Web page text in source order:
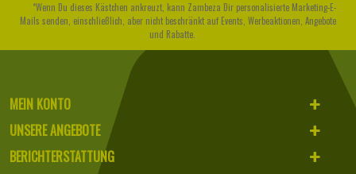
*Wenn Du dieses Kästchen ankreuzt, kann Zambeza Dir personalisierte Marketing-E-
Mails senden, einschließlich, aber nicht beschränkt auf Events, Werbeaktionen, Angebote
und Rabatte.
MEIN KONTO
UNSERE ANGEBOTE
BERICHTERSTATTUNG